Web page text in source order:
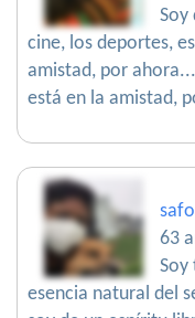
Soy
cine, los deportes,
amistad, por
está en la amistad,
63
Soy
esencia natural del